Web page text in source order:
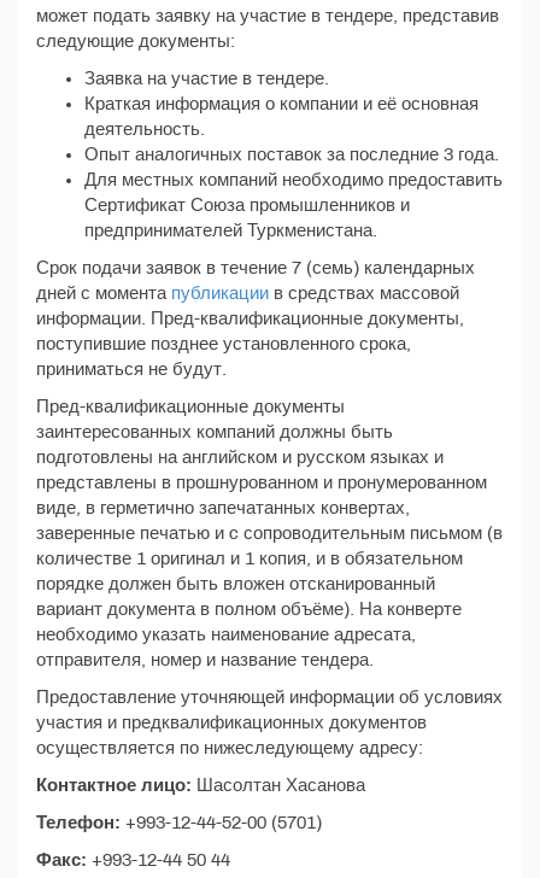
может подать заявку на участие в тендере, представив
следующие документы:
Заявка на участие в тендере.
Краткая информация о компании и её основная
деятельность.
Опыт аналогичных поставок за последние 3 года.
Для местных компаний необходимо предоставить
Сертификат Союза промышленников и
предпринимателей Туркменистана.
Срок подачи заявок в течение 7 (семь) календарных
дней с момента публикации в средствах массовой
информации. Пред-квалификационные документы,
поступившие позднее установленного срока,
приниматься не будут.
Пред-квалификационные документы
заинтересованных компаний должны быть
подготовлены на английском и русском языках и
представлены в прошнурованном и пронумерованном
виде, в герметично запечатанных конвертах,
заверенные печатью и c сопроводительным письмом (в
количестве 1 оригинал и 1 копия, и в обязательном
порядке должен быть вложен отсканированный
вариант документа в полном объёме). На конверте
необходимо указать наименование адресата,
отправителя, номер и название тендера.
Предоставление уточняющей информации об условиях
участия и предквалификационных документов
осуществляется по нижеследующему адресу:
Контактное лицо: Шасолтан Хасанова
Телефон: +993-12-44-52-00 (5701)
Факс: +993-12-44 50 44